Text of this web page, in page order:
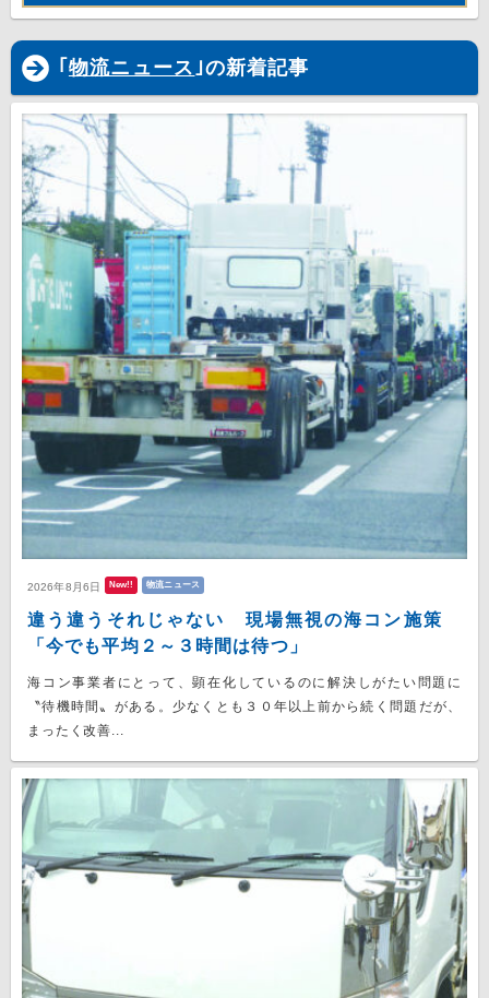
｢ 物流ニュース｣の新着記事
2026年8月6日 New!! 物流ニュース
違う違うそれじゃない 現場無視の海コン施策
「今でも平均２～３時間は待つ」
海コン事業者にとって、顕在化しているのに解決しがたい問題に
〝待機時間〟がある。少なくとも３０年以上前から続く問題だが、
まったく改善...